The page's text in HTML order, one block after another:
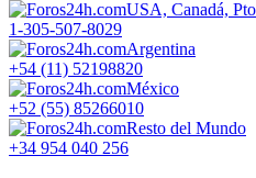
USA, Canadá,
1-305-507-8029
Argentina
+54 (11) 52198820
México
+52 (55) 85266010
Resto del Mundo
+34 954 040 256